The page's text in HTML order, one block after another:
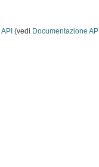
API (vedi Documentazione API